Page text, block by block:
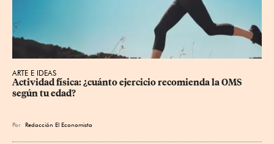
ARTE E IDEAS
Actividad física: ¿cuánto ejercicio recomienda la OMS
según tu edad?
Por Redacción El Economista